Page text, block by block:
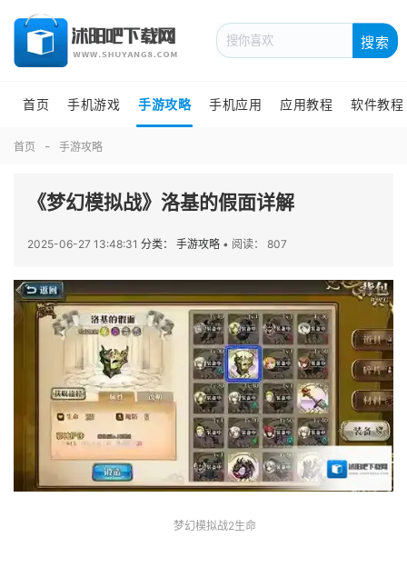
搜索
首页 手机游戏 手游攻略 手机应用 应用教程 软件教程
首页 手游攻略
《梦幻模拟战》洛基的假面详解
2025-06-27 13:48:31 分类： 手游攻略 • 阅读： 807
梦幻模拟战2生命